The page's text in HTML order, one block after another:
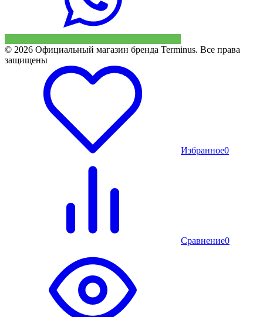
© 2026 Официальный магазин бренда Terminus. Все права
защищены
Избранное0
Сравнение0